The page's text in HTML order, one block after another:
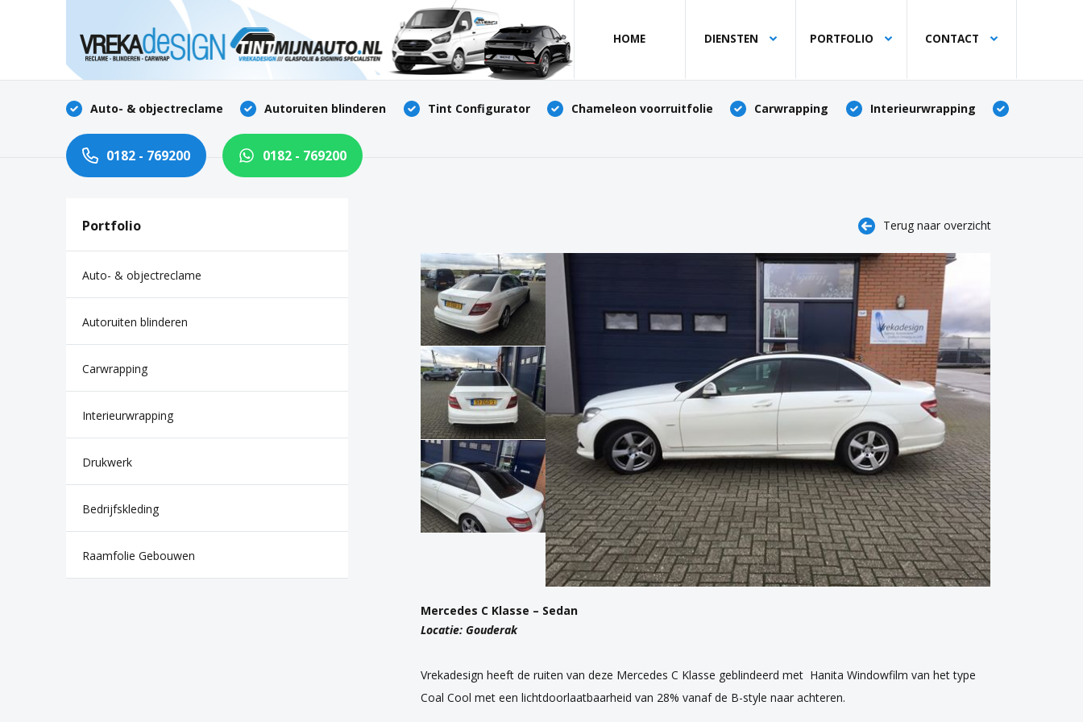
HOME DIENSTEN PORTFOLIO CONTACT
Home
Diensten
Contact
Auto- & objectreclame Autoruiten blinderen Tint Configurator Chameleon voorruitfolie Carwrapping Interieurwrapping
0182 - 769200 0182 - 769200
Portfolio
Auto- & objectreclame
Autoruiten blinderen
Carwrapping
Interieurwrapping
Drukwerk
Bedrijfskleding
Raamfolie Gebouwen
Terug naar overzicht
Mercedes C Klasse – Sedan
Locatie: Gouderak
Vrekadesign heeft de ruiten van deze Mercedes C Klasse geblindeerd met Hanita Windowfilm van het type
Coal Cool met een lichtdoorlaatbaarheid van 28% vanaf de B-style naar achteren.